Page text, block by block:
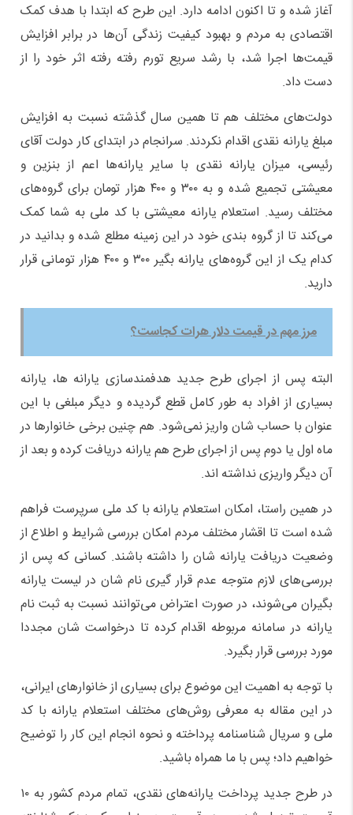
آغاز شده و تا اکنون ادامه دارد. این طرح که ابتدا با هدف کمک
اقتصادی به مردم و بهبود کیفیت زندگی آن‌ها در برابر افزایش
قیمت‌ها اجرا شد، با رشد سریع تورم رفته رفته اثر خود را از
دست داد.
دولت‌های مختلف هم تا همین سال گذشته نسبت به افزایش
مبلغ یارانه نقدی اقدام نکردند. سرانجام در ابتدای کار دولت آقای
رئیسی، میزان یارانه نقدی با سایر یارانه‌ها اعم از بنزین و
معیشتی تجمیع شده و به ۳۰۰ و ۴۰۰ هزار تومان برای گروه‌های
مختلف رسید. استعلام یارانه معیشتی با کد ملی به شما کمک
می‌کند تا از گروه بندی خود در این زمینه مطلع شده و بدانید در
کدام یک از این گروه‌های یارانه بگیر ۳۰۰ و ۴۰۰ هزار تومانی قرار
دارید.
مرز مهم در قیمت دلار هرات کجاست؟
البته پس از اجرای طرح جدید هدفمندسازی یارانه ها، یارانه
بسیاری از افراد به طور کامل قطع گردیده و دیگر مبلغی با این
عنوان با حساب شان واریز نمی‌شود. هم چنین برخی خانوارها در
ماه اول یا دوم پس از اجرای طرح هم یارانه دریافت کرده و بعد از
آن دیگر واریزی نداشته اند.
در همین راستا، امکان استعلام یارانه با کد ملی سرپرست فراهم
شده است تا اقشار مختلف مردم امکان بررسی شرایط و اطلاع از
وضعیت دریافت یارانه شان را داشته باشند. کسانی که پس از
بررسی‌های لازم متوجه عدم قرار گیری نام شان در لیست یارانه
بگیران می‌شوند، در صورت اعتراض می‌توانند نسبت به ثبت نام
یارانه در سامانه مربوطه اقدام کرده تا درخواست شان مجددا
مورد بررسی قرار بگیرد.
با توجه به اهمیت این موضوع برای بسیاری از خانوارهای ایرانی،
در این مقاله به معرفی روش‌های مختلف استعلام یارانه با کد
ملی و سریال شناسنامه پرداخته و نحوه انجام این کار را توضیح
خواهیم داد؛ پس با ما همراه باشید.
در طرح جدید پرداخت یارانه‌های نقدی، تمام مردم کشور به ۱۰